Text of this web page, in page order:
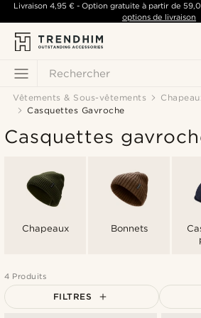
Rechercher
Livraison 4,95 €- Option gratuite à partir de
options de livraison
Vêtements & Sous-vêtements
Casquettes Gavroche
Casquettes
Chapeaux Bonnets
4 Produits
FILTRES